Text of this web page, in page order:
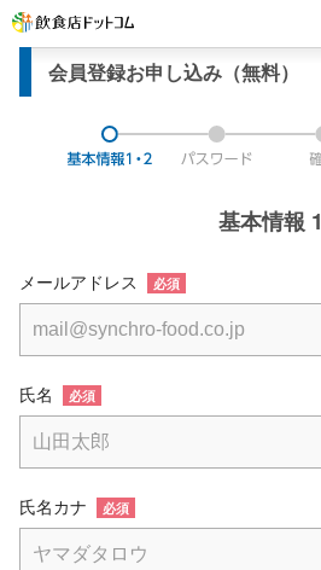
会員登録お申し込み（無料）
基本情報 1
メールアドレス 必須
氏名 必須
氏名カナ 必須